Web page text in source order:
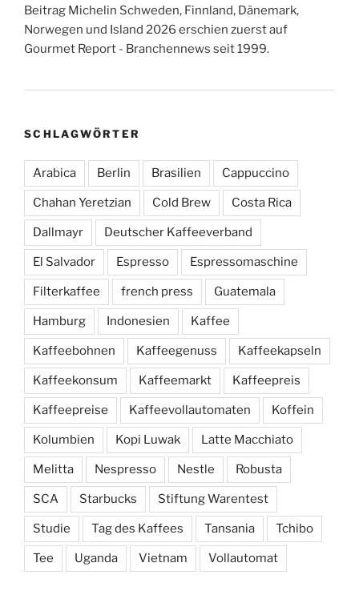
Beitrag Michelin Schweden, Finnland, Dänemark,
Norwegen und Island 2026 erschien zuerst auf
Gourmet Report - Branchennews seit 1999.
SCHLAGWÖRTER
Arabica Berlin Brasilien Cappuccino
Chahan Yeretzian Cold Brew Costa Rica
Dallmayr Deutscher Kaffeeverband
El Salvador Espresso Espressomaschine
Filterkaffee french press Guatemala
Hamburg Indonesien Kaffee
Kaffeebohnen Kaffeegenuss Kaffeekapseln
Kaffeekonsum Kaffeemarkt Kaffeepreis
Kaffeepreise Kaffeevollautomaten Koffein
Kolumbien Kopi Luwak Latte Macchiato
Melitta Nespresso Nestle Robusta
SCA Starbucks Stiftung Warentest
Studie Tag des Kaffees Tansania Tchibo
Tee Uganda Vietnam Vollautomat